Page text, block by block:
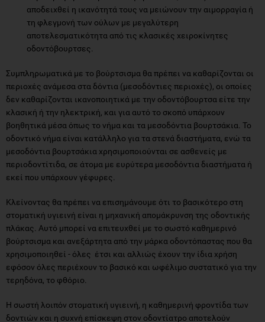
αποδειχθεί η ικανότητά τους να μειώνουν την αιμορραγία ή
τη φλεγμονή των ούλων με μεγαλύτερη
αποτελεσματικότητα από τις κλασικές χειροκίνητες
οδοντόβουρτσες.
Συμπληρωματικά με το βούρτσισμα θα πρέπει να καθαρίζονται οι
περιοχές ανάμεσα στα δόντια (μεσοδόντιες περιοχές), οι οποίες
δεν καθαρίζονται ικανοποιητικά με την οδοντόβουρτσα είτε την
κλασική ή την ηλεκτρική, και για αυτό το σκοπό υπάρχουν
βοηθητικά μέσα όπως το νήμα και τα μεσοδόντια βουρτσάκια. Το
οδοντικό νήμα είναι κατάλληλο για τα στενά διαστήματα, ενώ τα
μεσοδόντια βουρτσάκια χρησιμοποιούνται σε ασθενείς με
περιοδοντίτιδα, σε άτομα με ευρύτερα μεσοδόντια διαστήματα ή
εκεί που υπάρχουν γέφυρες.
Κλείνοντας θα πρέπει να επισημάνουμε ότι το βασικότερο στη
στοματική υγιεινή είναι η μηχανική απομάκρυνση της οδοντικής
πλάκας. Αυτό μπορεί να επιτευχθεί με το σωστό καθημερινό
βούρτσισμα και ανεξάρτητα από την μάρκα οδοντόπαστας που θα
χρησιμοποιηθεί - όλες έτσι και αλλιώς έχουν την ίδια χρήση
εφόσον όλες περιέχουν το βασικό και ωφέλιμο συστατικό για την
τερηδόνα, το φθόριο.
Η σωστή λοιπόν στοματική υγιεινή, η καθημερινή φροντίδα των
δοντιών και η συχνή επίσκεψη στον οδοντίατρο αποτελούν